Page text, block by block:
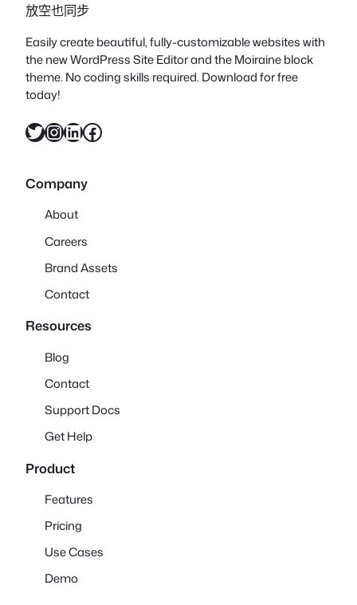
放空也同步
Easily create beautiful, fully-customizable websites with
the new WordPress Site Editor and the Moiraine block
theme. No coding skills required. Download for free
today!
X InstagramLinkedIn Facebook
Company
About
Careers
Brand Assets
Contact
Resources
Blog
Contact
Support Docs
Get Help
Product
Features
Pricing
Use Cases
Demo